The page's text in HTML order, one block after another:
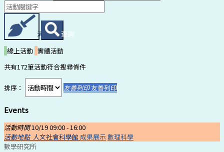
清除條件查詢
線上活動 實體活動
共有172筆活動符合搜尋條件
排序： 友善列印友善列印
Events
活動時間10/19 09:00 -16:00
活動地點 人文社會科學館 成果展示 數理科學
數學研究所